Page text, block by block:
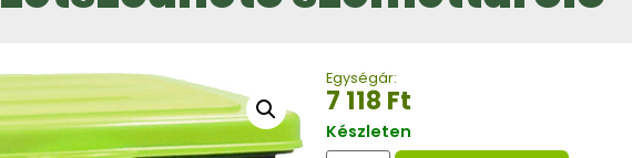
Egységár:
7 118 Ft
Készleten